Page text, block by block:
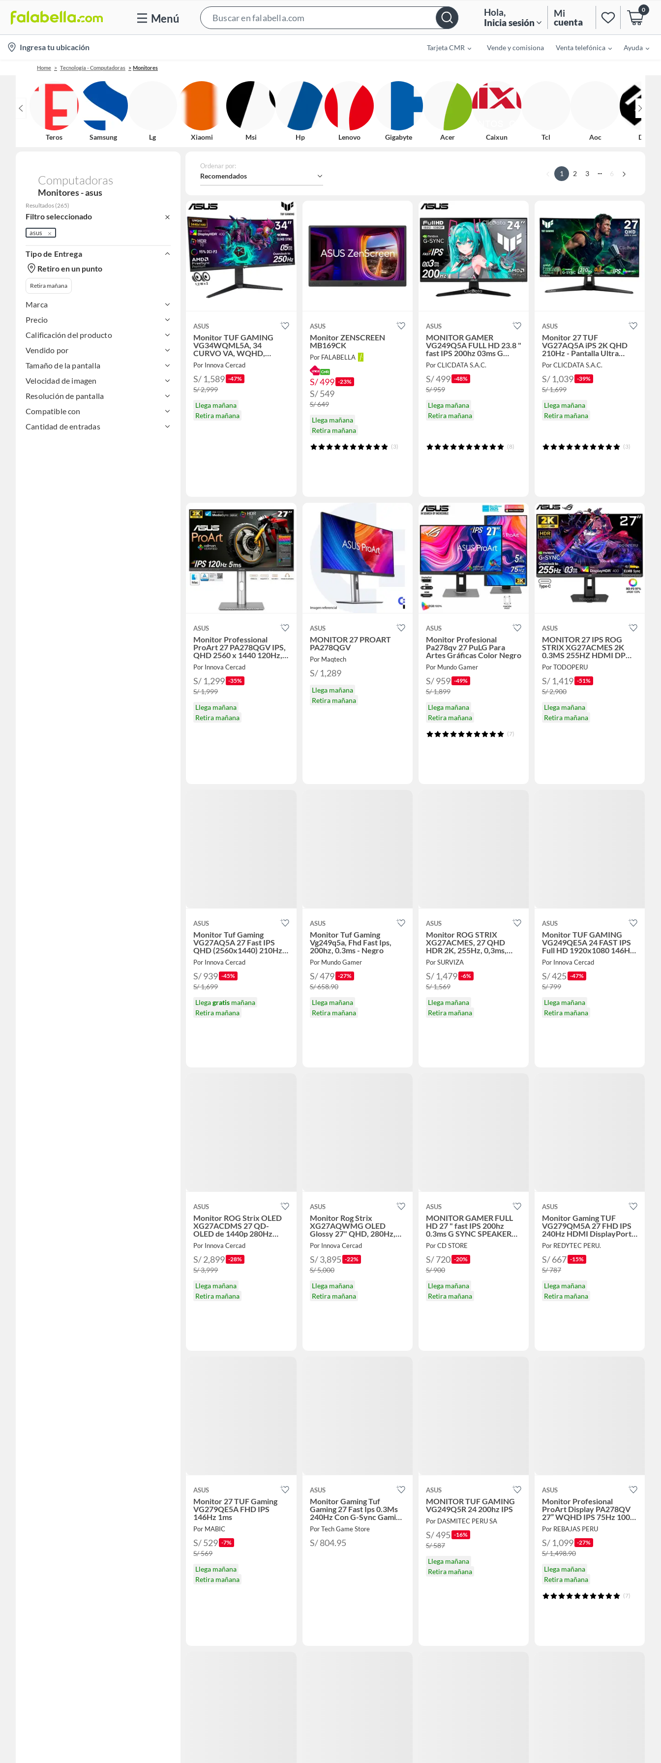
Menú
Bar
Hola,
Inicia sesión
Mi
cuenta
0
location-
icon
Ingresa tu ubicación Tarjeta CMR Vende y comisiona Venta telefónica Ayuda
Home Tecnología - Computadoras Monitores
Teros Samsung Lg Xiaomi Msi Hp Lenovo Gigabyte Acer Caixun Tcl Aoc Dell
Computadoras
Monitores - asus
Resultados (265)
Filtro seleccionado
asus
Tipo de Entrega
Retiro en un punto
Retira mañana
Marca
Precio
Calificación del producto
Vendido por
Tamaño de la pantalla
Velocidad de imagen
Resolución de pantalla
Compatible con
Cantidad de entradas
Ordenar por:
Recomendados 1 2 3 ... 6
ASUS
Monitor TUF GAMING
VG34WQML5A, 34
CURVO VA, WQHD,
250Hz OC, 0.5ms, AMD
FreeSync Premium
Por Innova Cercad
S/ 1,589 -47%
S/ 2,999
Llega mañana
Retira mañana
ASUS
Monitor ZENSCREEN
MB169CK
Por FALABELLA
S/ 499 -23%
S/ 549
S/ 649
Llega mañana
Retira mañana
(3)
ASUS
MONITOR GAMER
VG249Q5A FULL HD 23.8 "
fast IPS 200hz 03ms G
SYNC SPEAKER
Por CLICDATA S.A.C.
S/ 499 -48%
S/ 959
Llega mañana
Retira mañana
(8)
ASUS
Monitor 27 TUF
VG27AQ5A iPS 2K QHD
210Hz - Pantalla Ultra
Rápida y Alta Resolución
Por CLICDATA S.A.C.
S/ 1,039 -39%
S/ 1,699
Llega mañana
Retira mañana
(3)
ASUS
Monitor Professional
ProArt 27 PA278QGV IPS,
QHD 2560 x 1440 120Hz,
HDR-10
Por Innova Cercad
S/ 1,299 -35%
S/ 1,999
Llega mañana
Retira mañana
ASUS
MONITOR 27 PROART
PA278QGV
Por Maqtech
S/ 1,289
Llega mañana
Retira mañana
ASUS
Monitor Profesional
Pa278qv 27 PuLG Para
Artes Gráficas Color Negro
Por Mundo Gamer
S/ 959 -49%
S/ 1,899
Llega mañana
Retira mañana
(7)
ASUS
MONITOR 27 IPS ROG
STRIX XG27ACMES 2K
0.3MS 255HZ HDMI DP
USB-C G-SYNC
Por TODOPERU
S/ 1,419 -51%
S/ 2,900
Llega mañana
Retira mañana
ASUS
Monitor Tuf Gaming
VG27AQ5A 27 Fast IPS
QHD (2560x1440) 210Hz
03ms
Por Innova Cercad
S/ 939 -45%
S/ 1,699
Llegagratis mañana
Retira mañana
ASUS
Monitor Tuf Gaming
Vg249q5a, Fhd Fast Ips,
200hz, 0.3ms - Negro
Por Mundo Gamer
S/ 479 -27%
S/ 658.90
Llega mañana
Retira mañana
ASUS
Monitor ROG STRIX
XG27ACMES, 27 QHD
HDR 2K, 255Hz, 0,3ms,
Pivote
Por SURVIZA
S/ 1,479 -6%
S/ 1,569
Llega mañana
Retira mañana
ASUS
Monitor TUF GAMING
VG249QE5A 24 FAST IPS
Full HD 1920x1080 146Hz
1ms Parlante
Por Innova Cercad
S/ 425 -47%
S/ 799
Llega mañana
Retira mañana
ASUS
Monitor ROG Strix OLED
XG27ACDMS 27 QD-
OLED de 1440p 280Hz
003ms G-SYNC
Por Innova Cercad
S/ 2,899 -28%
S/ 3,999
Llega mañana
Retira mañana
ASUS
Monitor Rog Strix
XG27AQWMG OLED
Glossy 27" QHD, 280Hz,
0.3Ms, True Black 500
Por Innova Cercad
S/ 3,895 -22%
S/ 5,000
Llega mañana
Retira mañana
ASUS
MONITOR GAMER FULL
HD 27 " fast IPS 200hz
0.3ms G SYNC SPEAKER
VG279Q5A
Por CD STORE
S/ 720 -20%
S/ 900
Llega mañana
Retira mañana
ASUS
Monitor Gaming TUF
VG279QM5A 27 FHD IPS
240Hz HDMI DisplayPort
Negro
Por REDYTEC PERU.
S/ 667 -15%
S/ 787
Llega mañana
Retira mañana
ASUS
Monitor 27 TUF Gaming
VG279QE5A FHD IPS
146Hz 1ms
Por MABIC
S/ 529 -7%
S/ 569
Llega mañana
Retira mañana
ASUS
Monitor Gaming Tuf
Gaming 27 Fast Ips 0.3Ms
240Hz Con G-Sync Gaming
Ai
Por Tech Game Store
S/ 804.95
ASUS
MONITOR TUF GAMING
VG249Q5R 24 200hz IPS
Por DASMITEC PERU SA
S/ 495 -16%
S/ 587
Llega mañana
Retira mañana
ASUS
Monitor Profesional
ProArt Display PA278QV
27” WQHD IPS 75Hz 100%
sRGB
Por REBAJAS PERU
S/ 1,099 -27%
S/ 1,498.90
Llega mañana
Retira mañana
(7)